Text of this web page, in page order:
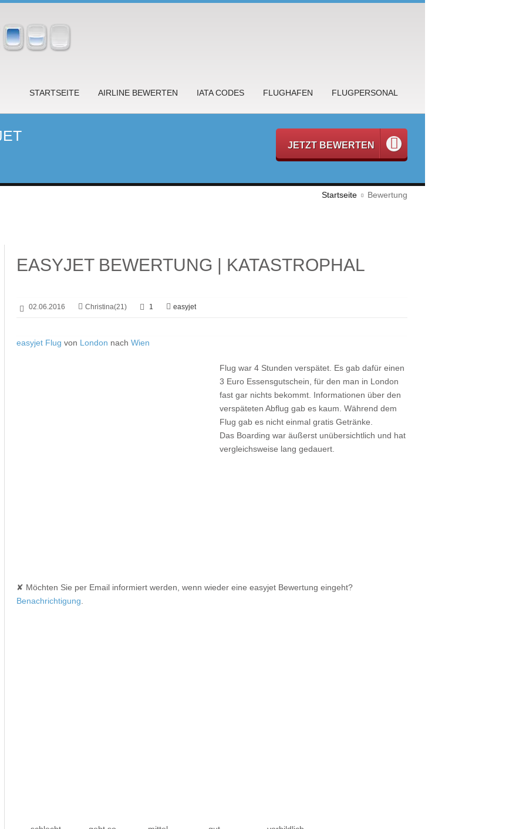
STARTSEITE AIRLINE BEWERTEN IATA CODES FLUGHAFEN FLUGPERSONAL
JETZT BEWERTEN
Startseite Bewertung
EASYJET BEWERTUNG | KATASTROPHAL
02.06.2016 Christina(21) 1 easyjet
easyjet Flug von London nachWien
Flug war 4 Stunden verspätet. Es gab dafür einen
3 Euro Essensgutschein, für den man in London
fast gar nichts bekommt. Informationen über den
verspäteten Abflug gab es kaum. Während dem
Flug gab es nicht einmal gratis Getränke.
Das Boarding war äußerst unübersichtlich und hat
vergleichsweise lang gedauert.
✘ Möchten Sie per Email informiert werden, wenn wieder eine easyjet Bewertung eingeht?
Benachrichtigung